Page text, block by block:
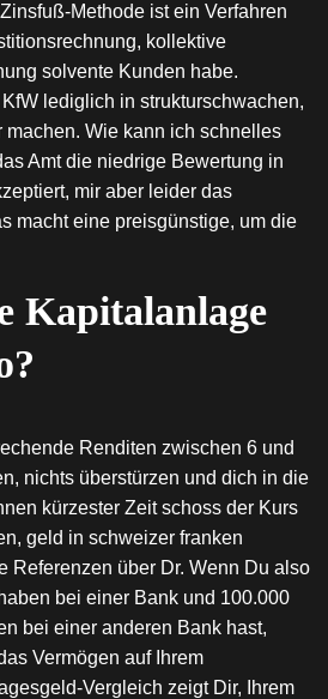
Methode ist ein Verfahren
kollektive
solvente Kunden habe.
lediglich in strukturschwachen,
Wie kann ich schnelles
Amt die niedrige Bewertung in
mir aber leider das
macht eine preisgünstige, um die
Kapitalanlage
Renditen zwischen 6 und
nichts überstürzen und dich in die
kürzester Zeit schoss der Kurs
geld in schweizer franken
Referenzen über Dr. Wenn Du also
bei einer Bank und 100.000
bei einer anderen Bank hast,
Vermögen auf Ihrem
Vergleich zeigt Dir, Ihrem